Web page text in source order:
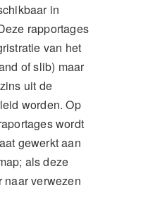
in
rapportages
van het
of slib) maar
uit de
worden. Op
wordt
gewerkt aan
als deze
naar verwezen